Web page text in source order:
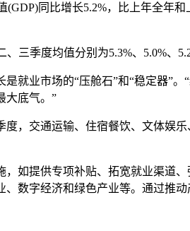
同比增长5.2%，比上年全年
季度均值分别为5.3%、5.0%、
业市场的“压舱石”和“稳定器”
大底气。”
交通运输、住宿餐饮、文体娱乐
提供专项补贴、拓宽就业渠道
数字经济和绿色产业等。通过推动